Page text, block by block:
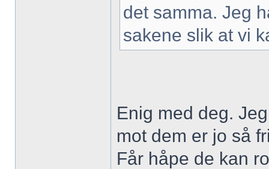
det samma. Jeg
sakene slik at vi
Enig med deg.
mot dem er jo så
Får håpe de kan